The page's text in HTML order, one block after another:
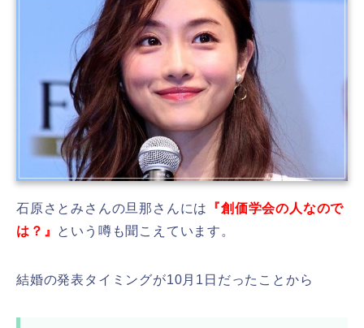
石原さとみさんの旦那さんには
『創価学会の人なので
は？』 という噂も聞こえています。
結婚の発表タイミングが10月1日だったことから